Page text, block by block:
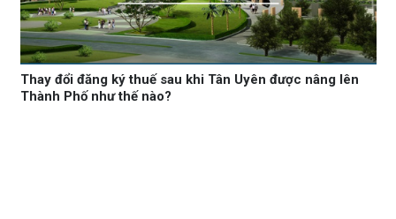
Thay đổi đăng ký thuế sau khi Tân Uyên được nâng lên
Thành Phố như thế nào?